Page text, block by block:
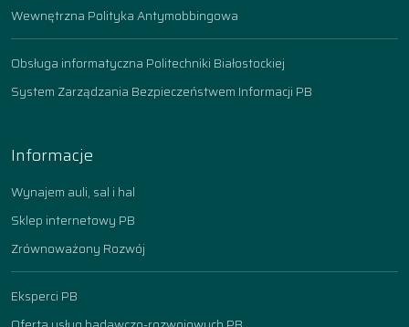
Wewnętrzna Polityka Antymobbingowa
Obsługa informatyczna Politechniki Białostockiej
System Zarządzania Bezpieczeństwem Informacji PB
Informacje
Wynajem auli, sal i hal
Sklep internetowy PB
Zrównoważony Rozwój
Eksperci PB